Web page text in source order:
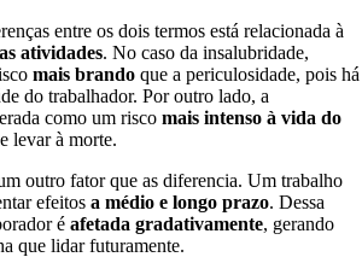
entre os dois termos está relacionada à
atividades. No caso da insalubridade,
mais brando que a periculosidade, pois há
do trabalhador. Por outro lado, a
como um risco mais intenso à vida do
levar à morte.
outro fator que as diferencia. Um trabalho
efeitos a médio e longo prazo. Dessa
é afetada gradativamente, gerando
que lidar futuramente.